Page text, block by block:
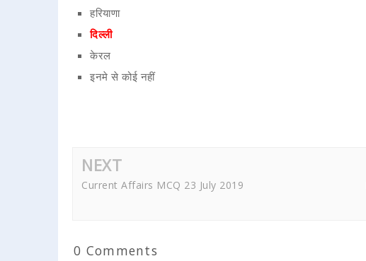
हरियाणा
दिल्ली
केरल
इनमे से कोई नहीं
NEXT
Current Affairs MCQ 23 July 2019
0 Comments